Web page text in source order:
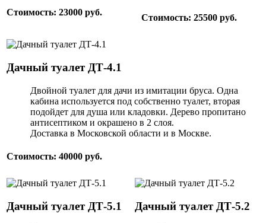
Стоимость: 23000 руб.
Стоимость: 25500 руб.
Дачный туалет ДТ-4.1
Двойной туалет для дачи из имитации бруса. Одна
кабина используется под собственно туалет, вторая
подойдет для душа или кладовки. Дерево пропитано
антисептиком и окрашено в 2 слоя.
Доставка в Московской области и в Москве.
Стоимость: 40000 руб.
Дачный туалет ДТ-5.1 Дачный туалет ДТ-5.2